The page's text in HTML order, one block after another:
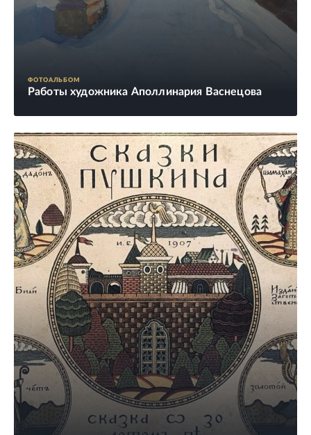
ФОТОАЛЬБОМ
Работы художника Аполлинария Васнецова